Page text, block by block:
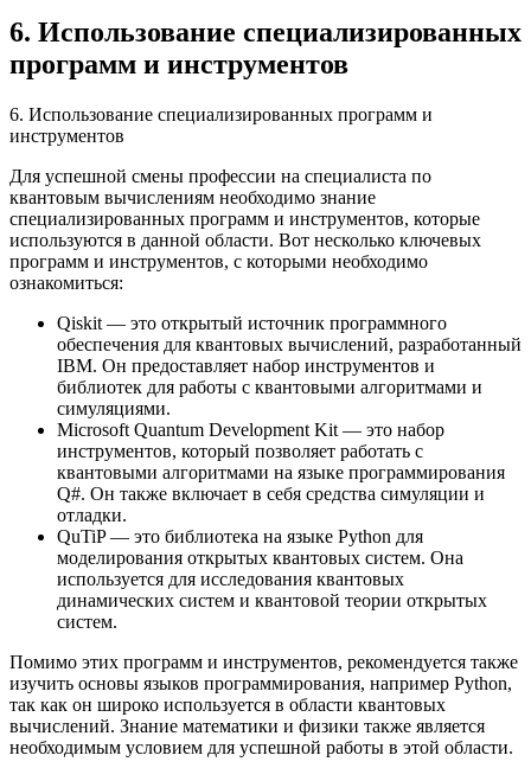
6. Использование специализированных
программ и инструментов
6. Использование специализированных программ и
инструментов
Для успешной смены профессии на специалиста по
квантовым вычислениям необходимо знание
специализированных программ и инструментов, которые
используются в данной области. Вот несколько ключевых
программ и инструментов, с которыми необходимо
ознакомиться:
Qiskit — это открытый источник программного
обеспечения для квантовых вычислений, разработанный
IBM. Он предоставляет набор инструментов и
библиотек для работы с квантовыми алгоритмами и
симуляциями.
Microsoft Quantum Development Kit — это набор
инструментов, который позволяет работать с
квантовыми алгоритмами на языке программирования
Q#. Он также включает в себя средства симуляции и
отладки.
QuTiP — это библиотека на языке Python для
моделирования открытых квантовых систем. Она
используется для исследования квантовых
динамических систем и квантовой теории открытых
систем.
Помимо этих программ и инструментов, рекомендуется также
изучить основы языков программирования, например Python,
так как он широко используется в области квантовых
вычислений. Знание математики и физики также является
необходимым условием для успешной работы в этой области.